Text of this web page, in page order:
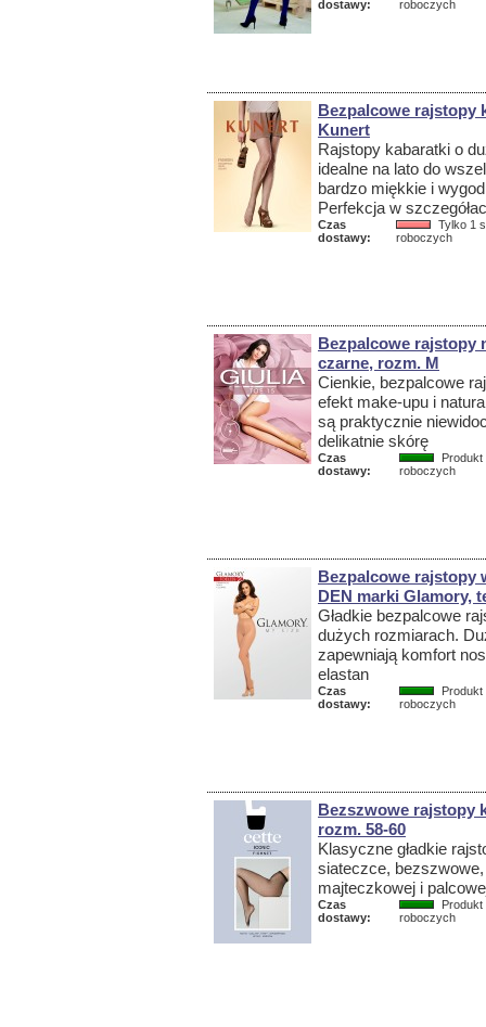
dostawy: roboczych
Bezpalcowe rajstopy
Kunert
Rajstopy kabaratki o
idealne na lato do
bardzo miękkie i
Perfekcja w
Czas
dostawy:
Tylko 1
roboczych
Bezpalcowe rajstopy
czarne, rozm. M
Cienkie, bezpalcowe
efekt make-upu i
są praktycznie
delikatnie skórę
Czas
dostawy:
roboczych
Bezpalcowe rajstopy
DEN marki Glamory,
Gładkie bezpalcowe
dużych rozmiarach.
zapewniają komfort
elastan
Czas
dostawy:
roboczych
Bezszwowe rajstopy
rozm. 58-60
Klasyczne gładkie
siateczce,
majteczkowej i
Czas
dostawy:
roboczych